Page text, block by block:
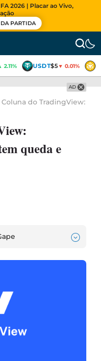
2026 | Placar ao Vivo,
DA PARTIDA
2.11% USDT$5▼ 0.01%
AD
Coluna do TradingView:
queda e